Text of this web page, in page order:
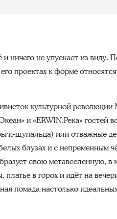
ничего не упускает из виду.
проектах к форме
культурной
и «ERWIN.Река» гостей
щупальца) или отважные
блузах и с непременным
свою метавселенную, в
в горох и идёт на
помада настолько